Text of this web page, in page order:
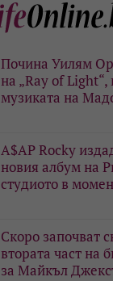
Почина Уилям
на „Ray of
музиката на
A$AP Rocky
новия албум на
студиото в
Скоро започват
втората част на
за Майкъл